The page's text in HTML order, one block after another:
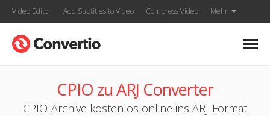
Video Editor Add Subtitles to Video Compress Video Mehr
CPIO zu ARJ Converter
CPIO-Archive kostenlos online ins ARJ-Format